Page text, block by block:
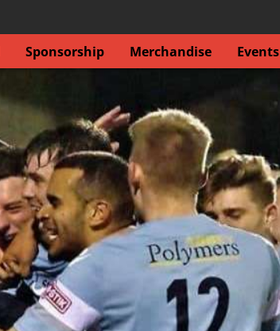
Sponsorship Merchandise Events